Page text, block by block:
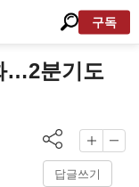
구독
…2분기도
답글쓰기